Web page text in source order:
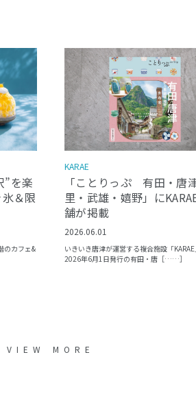
”を楽
氷＆限
のカフェ&
KARAE
「ことりっぷ 有田・唐
里・武雄・嬉野」に
舗が掲載
2026.06.01
いきいき唐津が運営する複合施設「KARAE
2026年6月1日発行の有田・唐［……］
VIEW MORE